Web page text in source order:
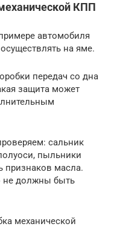
КПП
автомобиля
на яме.
передач со дна
защита может
сальник
пыльники
признаков масла.
не должны быть
механической